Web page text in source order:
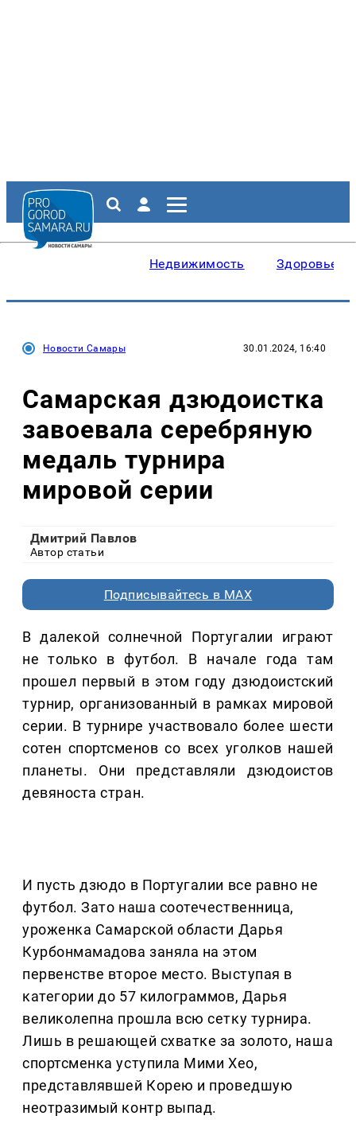
Недвижимость Здоровье
Новости Самары 30.01.2024, 16:40
Самарская дзюдоистка
завоевала серебряную
медаль турнира
мировой серии
Дмитрий Павлов
Автор статьи
Подписывайтесь в MAX
В далекой солнечной Португалии играют
не только в футбол. В начале года там
прошел первый в этом году дзюдоистский
турнир, организованный в рамках мировой
серии. В турнире участвовало более шести
сотен спортсменов со всех уголков нашей
планеты. Они представляли дзюдоистов
девяноста стран.
И пусть дзюдо в Португалии все равно не
футбол. Зато наша соотечественница,
уроженка Самарской области Дарья
Курбонмамадова заняла на этом
первенстве второе место. Выступая в
категории до 57 килограммов, Дарья
великолепна прошла всю сетку турнира.
Лишь в решающей схватке за золото, наша
спортсменка уступила Мими Хео,
представлявшей Корею и проведшую
неотразимый контр выпад.